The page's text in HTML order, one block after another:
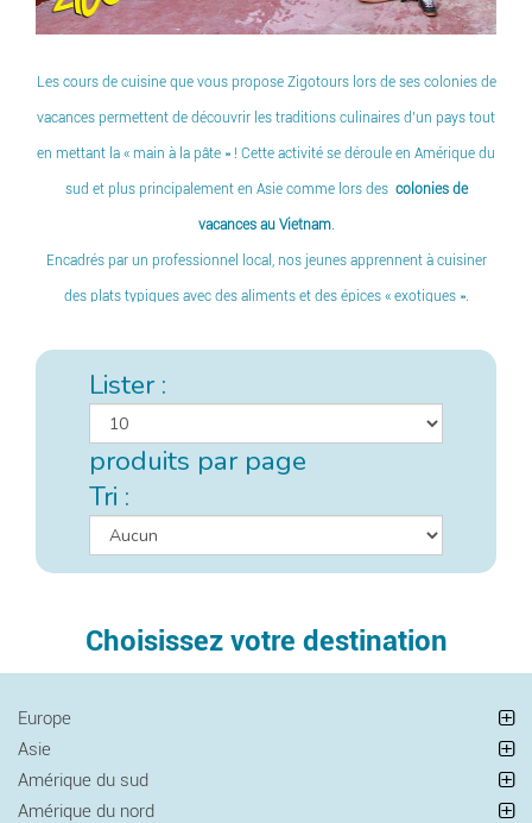
Les cours de cuisine que vous propose Zigotours lors de ses colonies de
vacances permettent de découvrir les traditions culinaires d’un pays tout
en mettant la « main à la pâte » ! Cette activité se déroule en Amérique du
sud et plus principalement en Asie comme lors des colonies de
vacances au Vietnam.
Encadrés par un professionnel local, nos jeunes apprennent à cuisiner
des plats typiques avec des aliments et des épices « exotiques ».
Zigotours à travers tout le globe.
Lister :
produits par page
Tri :
Choisissez votre destination
Europe
Asie
Amérique du sud
Amérique du nord